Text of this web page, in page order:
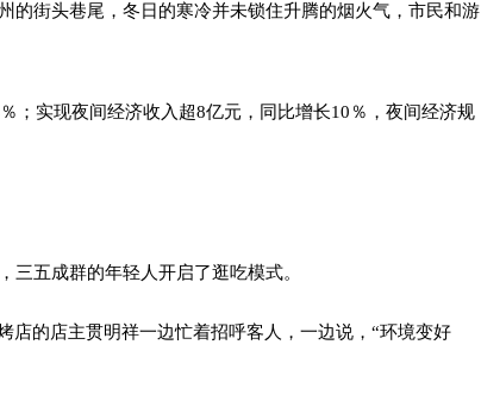
街头巷尾，冬日的寒冷并未锁住升腾的烟火气，市民和游
；实现夜间经济收入超8亿元，同比增长10％，夜间经济规
五成群的年轻人开启了逛吃模式。
店的店主贯明祥一边忙着招呼客人，一边说，“环境变好